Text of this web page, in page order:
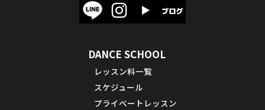
DANCE SCHOOL
レッスン料一覧
スケジュール
プライベートレッスン